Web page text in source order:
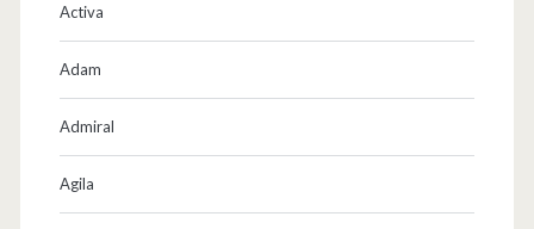
Activa
Adam
Admiral
Agila